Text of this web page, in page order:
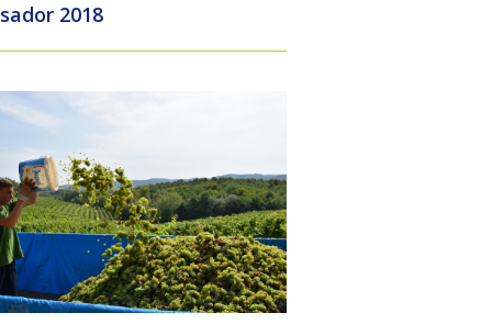
Trotse nieuwe witte wijnen
Vier nieuwe ECO-wijnen van Bolfan
Registreer je nu voor een bezoek aan de DrankenbeurZ
Muškat Momjanski druif krijgt beschermde status van
2018